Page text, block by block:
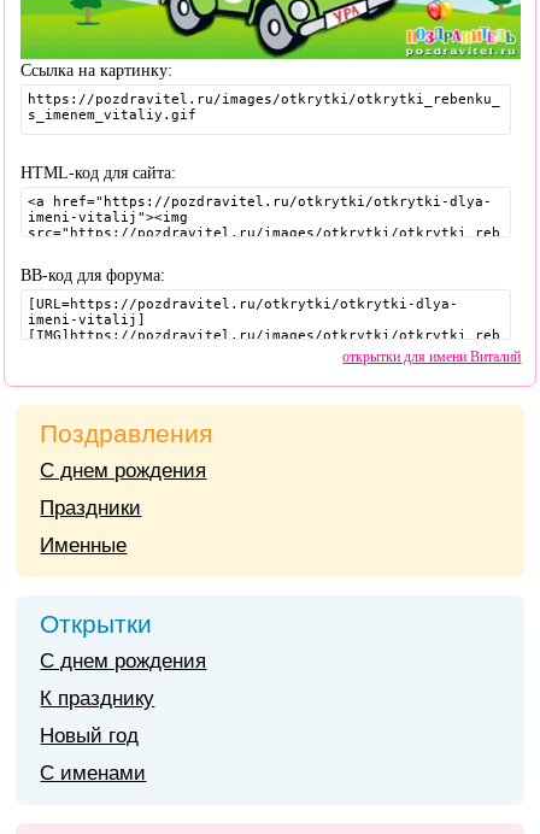
Ссылка на картинку:
HTML-код для сайта:
BB-код для форума:
открытки для имени Виталий
Поздравления
С днем рождения
Праздники
Именные
Открытки
С днем рождения
К празднику
Новый год
С именами